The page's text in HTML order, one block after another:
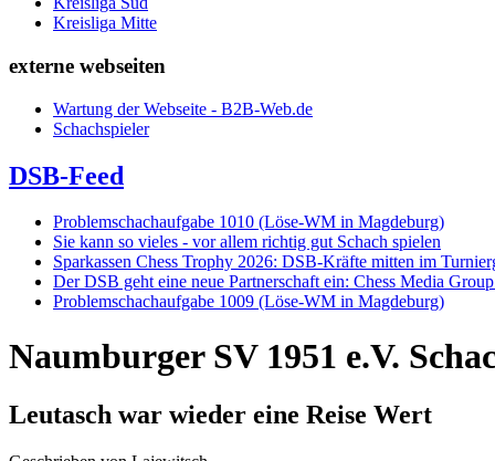
Kreisliga Mitte
externe webseiten
Wartung der Webseite - B2B-Web.de
Schachspieler
DSB-Feed
Problemschachaufgabe 1010 (Löse-WM in Magdeburg)
Sie kann so vieles - vor allem richtig gut Schach spielen
Sparkassen Chess Trophy 2026: DSB-Kräfte mitten im
Der DSB geht eine neue Partnerschaft ein: Chess Media
Problemschachaufgabe 1009 (Löse-WM in Magdeburg)
Naumburger SV 1951 e.V.
Leutasch war wieder eine Reise Wert